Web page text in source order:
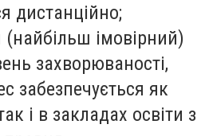
дистанційно;
(найбільш імовірний)
захворюваності,
забезпечується як
і в закладах освіти з